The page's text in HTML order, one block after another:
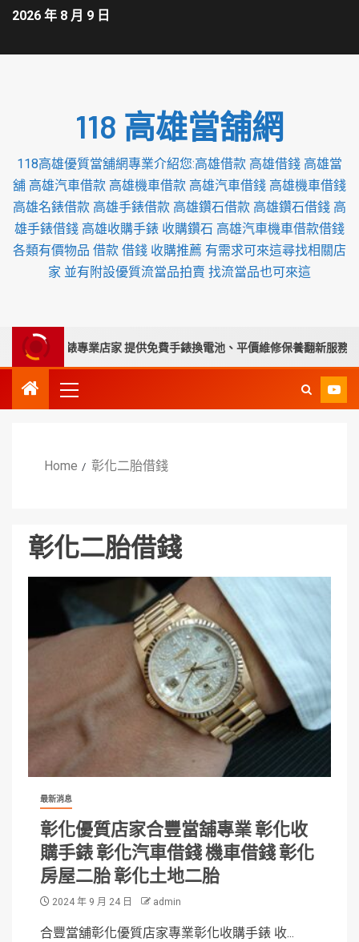
2026 年 8 月 9 日
118 高雄當舖網
118高雄優質當舖網專業介紹您:高雄借款 高雄借錢 高雄當
舖 高雄汽車借款 高雄機車借款 高雄汽車借錢 高雄機車借錢
高雄名錶借款 高雄手錶借款 高雄鑽石借款 高雄鑽石借錢 高
雄手錶借錢 高雄收購手錶 收購鑽石 高雄汽車機車借款借錢
各類有價物品 借款 借錢 收購推薦 有需求可來這尋找相關店
家 並有附設優質流當品拍賣 找流當品也可來這
收購手錶專業店家 提供免費手錶換電池、平價維修保養翻新服務
Home 彰化二胎借錢
彰化二胎借錢
最新消息
彰化優質店家合豐當舖專業 彰化收
購手錶 彰化汽車借錢 機車借錢 彰化
房屋二胎 彰化土地二胎
2024 年 9 月 24 日 admin
合豐當舖彰化優質店家專業彰化收購手錶 收...